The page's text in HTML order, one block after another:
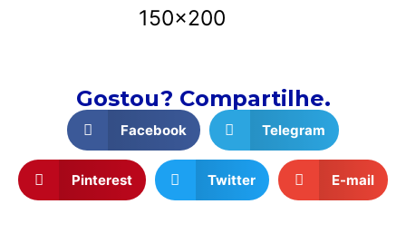
150x200
Gostou? Compartilhe.
Facebook Telegram
Pinterest Twitter E-mail